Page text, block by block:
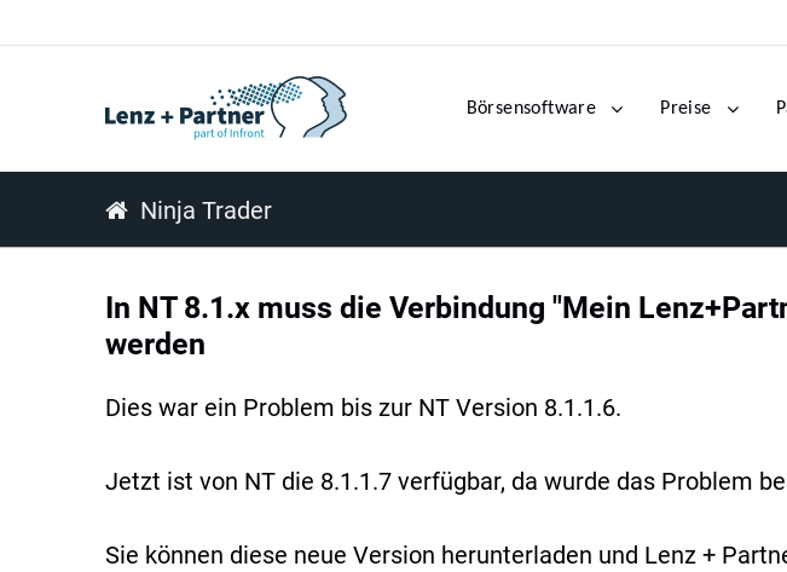
Börsensoftware Preise
Ninja Trader
In NT 8.1.x muss die Verbindung "Mein
werden
Dies war ein Problem bis zur NT Version 8.1.1.6.
Jetzt ist von NT die 8.1.1.7 verfügbar, da wurde das Problem
Sie können diese neue Version herunterladen und Lenz +